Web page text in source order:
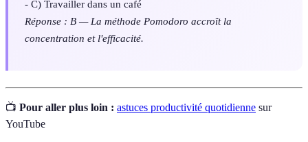
- C) Travailler dans un café
Réponse : B — La méthode Pomodoro accroît la
concentration et l'efficacité.
📺 Pour aller plus loin : astuces productivité quotidienne sur
YouTube